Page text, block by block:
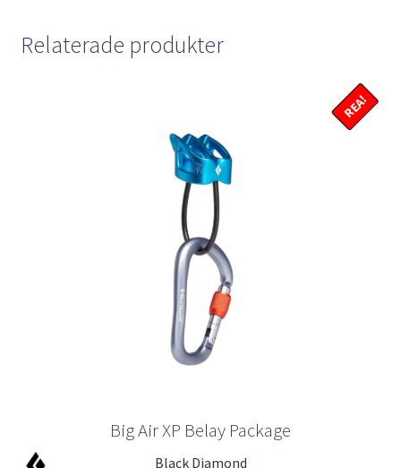
Relaterade produkter
Big Air XP Belay Package
Black Diamond
REA!